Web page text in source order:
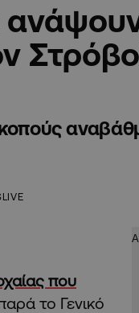
που
το Γενικό